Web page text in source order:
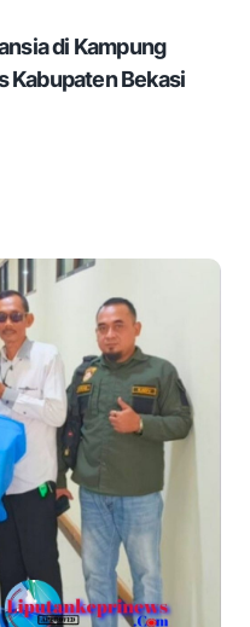
di Kampung
Kabupaten Bekasi